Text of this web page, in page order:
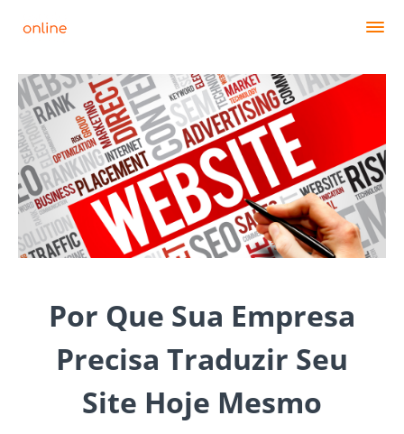
Por Que Sua Empresa
Precisa Traduzir Seu
Site Hoje Mesmo